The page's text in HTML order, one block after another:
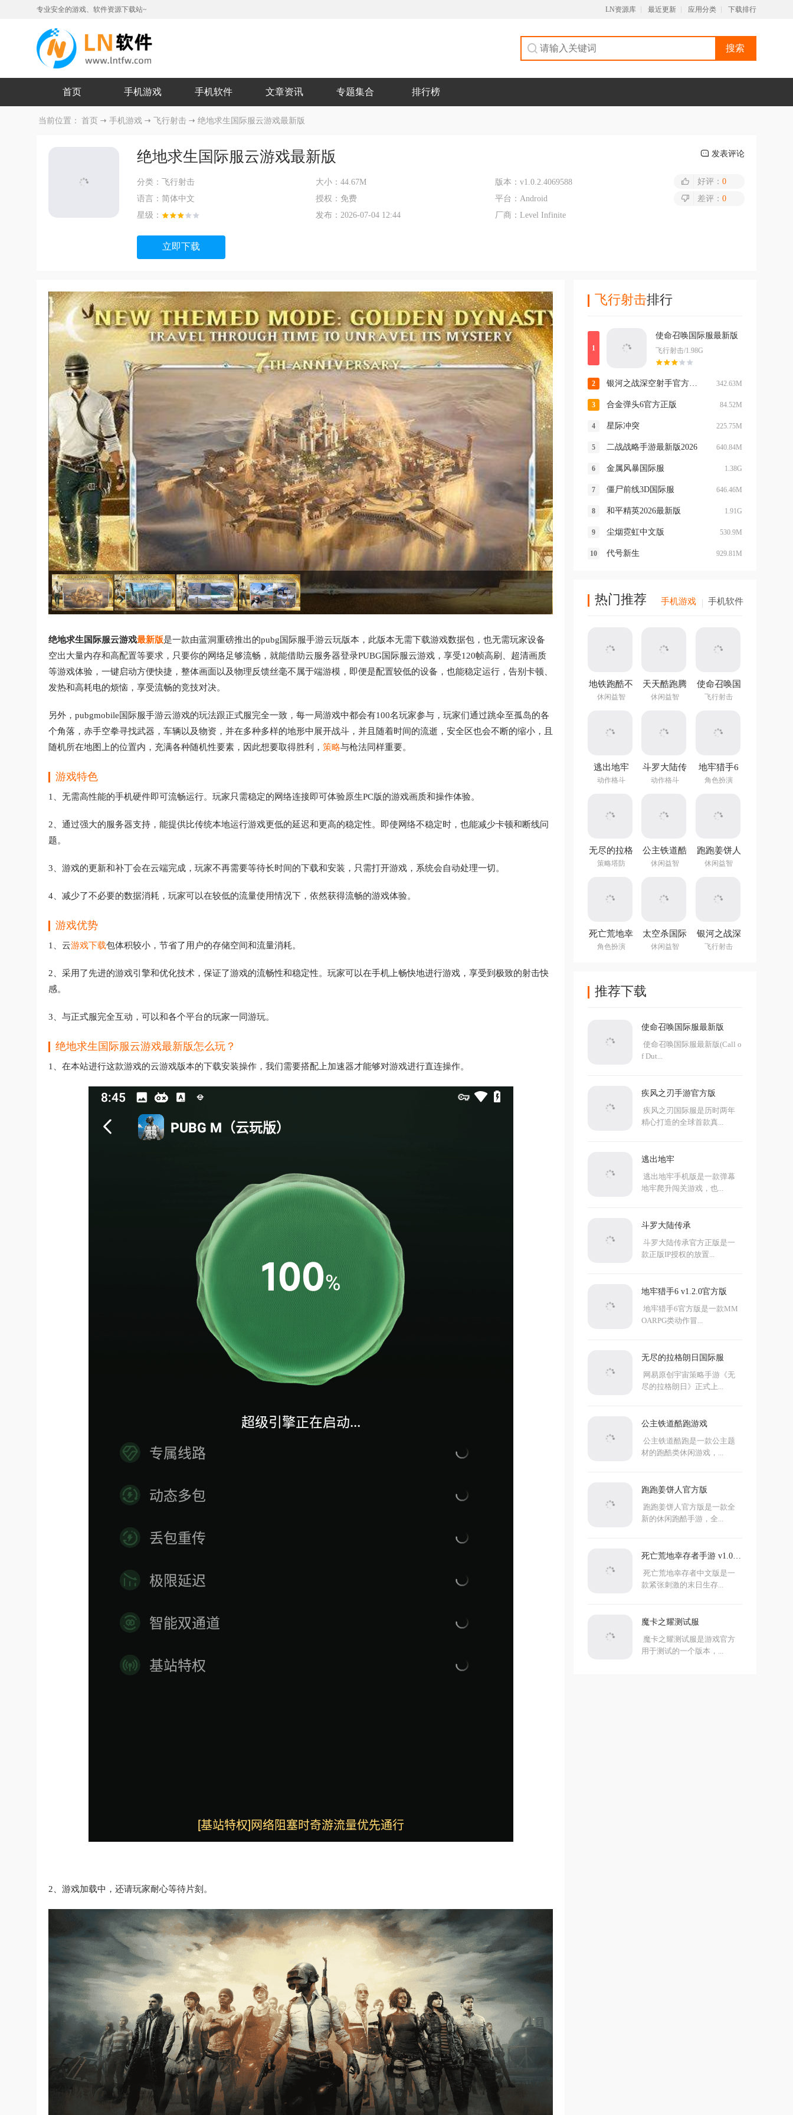
专业安全的游戏、软件资源下载站~ LN资源库 最近更新 应用分类 下载排行
搜索
首页 手机游戏 手机软件 文章资讯 专题集合 排行榜
当前位置： 首页 手机游戏 飞行射击 绝地求生国际服云游戏最新版
绝地求生国际服云游戏最新版 发表评论
分类： 飞行射击 大小：44.67M 版本： v1.0.2.4069588
语言： 简体中文 授权： 免费 平台： Android
星级：
发布：2026-07-04 12:44 厂商： Level Infinite
好评： 0
差评： 0
立即下载
绝地求生国际服云游戏最新版是一款由蓝洞重磅推出的pubg国际服手游云玩版本，此版本无需下载游戏数据包，也无需玩家设备
空出大量内存和高配置等要求，只要你的网络足够流畅，就能借助云服务器登录PUBG国际服云游戏，享受120帧高刷、超清画质
等游戏体验，一键启动方便快捷，整体画面以及物理反馈丝毫不属于端游模，即便是配置较低的设备，也能稳定运行，告别卡顿、
发热和高耗电的烦恼，享受流畅的竞技对决。
另外，pubgmobile国际服手游云游戏的玩法跟正式服完全一致，每一局游戏中都会有100名玩家参与，玩家们通过跳伞至孤岛的各
个角落，赤手空拳寻找武器，车辆以及物资，并在多种多样的地形中展开战斗，并且随着时间的流逝，安全区也会不断的缩小，且
随机所在地图上的位置内，充满各种随机性要素，因此想要取得胜利， 策略与枪法同样重要。
游戏特色
1、无需高性能的手机硬件即可流畅运行。玩家只需稳定的网络连接即可体验原生PC版的游戏画质和操作体验。
2、通过强大的服务器支持，能提供比传统本地运行游戏更低的延迟和更高的稳定性。即使网络不稳定时，也能减少卡顿和断线问
题。
3、游戏的更新和补丁会在云端完成，玩家不再需要等待长时间的下载和安装，只需打开游戏，系统会自动处理一切。
4、减少了不必要的数据消耗，玩家可以在较低的流量使用情况下，依然获得流畅的游戏体验。
游戏优势
1、云游戏下载包体积较小，节省了用户的存储空间和流量消耗。
2、采用了先进的游戏引擎和优化技术，保证了游戏的流畅性和稳定性。玩家可以在手机上畅快地进行游戏，享受到极致的射击快
感。
3、与正式服完全互动，可以和各个平台的玩家一同游玩。
绝地求生国际服云游戏最新版怎么玩？
1、在本站进行这款游戏的云游戏版本的下载安装操作，我们需要搭配上加速器才能够对游戏进行直连操作。
2、游戏加载中，还请玩家耐心等待片刻。
飞行射击排行
使命召唤国际服最新版
飞行射击/1.98G
银河之战深空射手官方 v1.993中文版 342.63M
合金弹头6官方正版 84.52M
星际冲突 225.75M
二战战略手游最新版2026 640.84M
金属风暴国际服 1.38G
僵尸前线3D国际服 646.46M
和平精英2026最新版 1.91G
尘烟霓虹中文版 530.9M
代号新生 929.81M
热门推荐 手机游戏 手机软件
地铁跑酷不
用实名认证
休闲益智
天天酷跑腾
讯游戏
休闲益智
使命召唤国
际服最新版
飞行射击
逃出地牢
动作格斗
斗罗大陆传
承
动作格斗
地牢猎手6
v1.2.0官方
角色扮演
无尽的拉格
朗日国际服
策略塔防
公主铁道酷
跑游戏
休闲益智
跑跑姜饼人
官方版
休闲益智
死亡荒地幸
存者手游
角色扮演
太空杀国际
服最新版
休闲益智
银河之战深
空射手官方
飞行射击
推荐下载
使命召唤国际服最新版
使命召唤国际服最新版(Call o
f Dut...
疾风之刃手游官方版
疾风之刃国际服是历时两年
精心打造的全球首款真...
逃出地牢
逃出地牢手机版是一款弹幕
地牢爬升闯关游戏，也...
斗罗大陆传承
斗罗大陆传承官方正版是一
款正版IP授权的放置...
地牢猎手6 v1.2.0官方版
地牢猎手6官方版是一款MM
OARPG类动作冒...
无尽的拉格朗日国际服
网易原创宇宙策略手游《无
尽的拉格朗日》正式上...
公主铁道酷跑游戏
公主铁道酷跑是一款公主题
材的跑酷类休闲游戏，...
跑跑姜饼人官方版
跑跑姜饼人官方版是一款全
新的休闲跑酷手游，全...
死亡荒地幸存者手游 v1.0.7.
死亡荒地幸存者中文版是一
款紧张刺激的末日生存...
魔卡之耀测试服
魔卡之耀测试服是游戏官方
用于测试的一个版本，...